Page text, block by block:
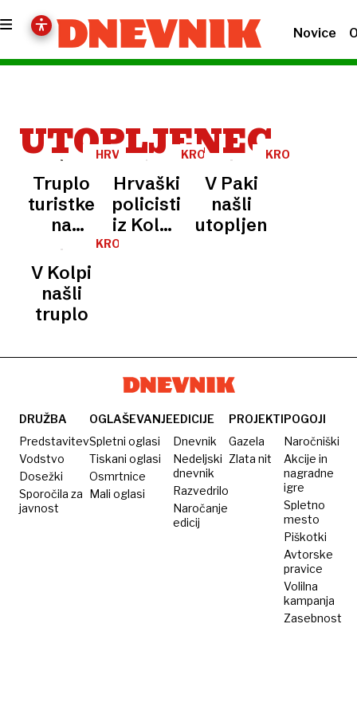
Novice
UTOPLJENEC
HRVAŠKA
Truplo
turistke
na
Pašmanu
reševalci
pustili
kar na
cesti?
KRONIKA
Hrvaški
policisti
iz Kolpe
izvlekli
KRONIKA
V Paki
našli
utopljenca
KRONIKA
V Kolpi
našli
truplo
DRUŽBA
Predstavitev
Vodstvo
Dosežki
Sporočila za
javnost
OGLAŠEVANJE
Spletni oglasi
Tiskani oglasi
Osmrtnice
Mali oglasi
EDICIJE
Dnevnik
Nedeljski
dnevnik
Razvedrilo
Naročanje
edicij
PROJEKTI
Gazela
Zlata nit
POGOJI
Naročniški
Akcije in
nagradne
igre
Spletno
mesto
Piškotki
Avtorske
pravice
Volilna
kampanja
Zasebnost